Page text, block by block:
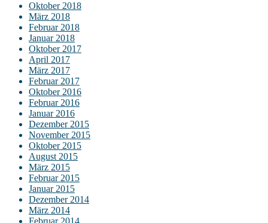
Oktober 2018
März 2018
Februar 2018
Januar 2018
Oktober 2017
April 2017
März 2017
Februar 2017
Oktober 2016
Februar 2016
Januar 2016
Dezember 2015
November 2015
Oktober 2015
August 2015
März 2015
Februar 2015
Januar 2015
Dezember 2014
März 2014
Februar 2014